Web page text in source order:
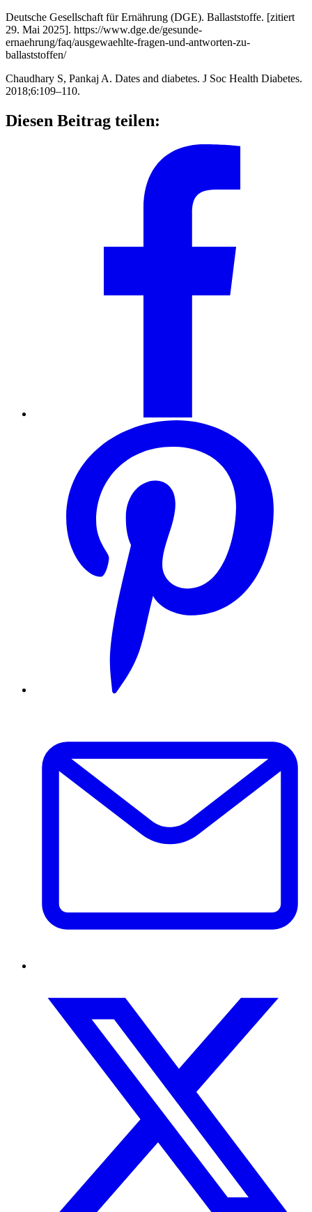
Deutsche Gesellschaft für Ernährung (DGE). Ballaststoffe. [zitiert
29. Mai 2025]. https://www.dge.de/gesunde-
ernaehrung/faq/ausgewaehlte-fragen-und-antworten-zu-
ballaststoffen/
Chaudhary S, Pankaj A. Dates and diabetes. J Soc Health Diabetes.
2018;6:109–110.
Diesen Beitrag teilen: